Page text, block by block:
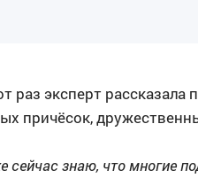
раз эксперт рассказала
причёсок,
сейчас знаю, что многие